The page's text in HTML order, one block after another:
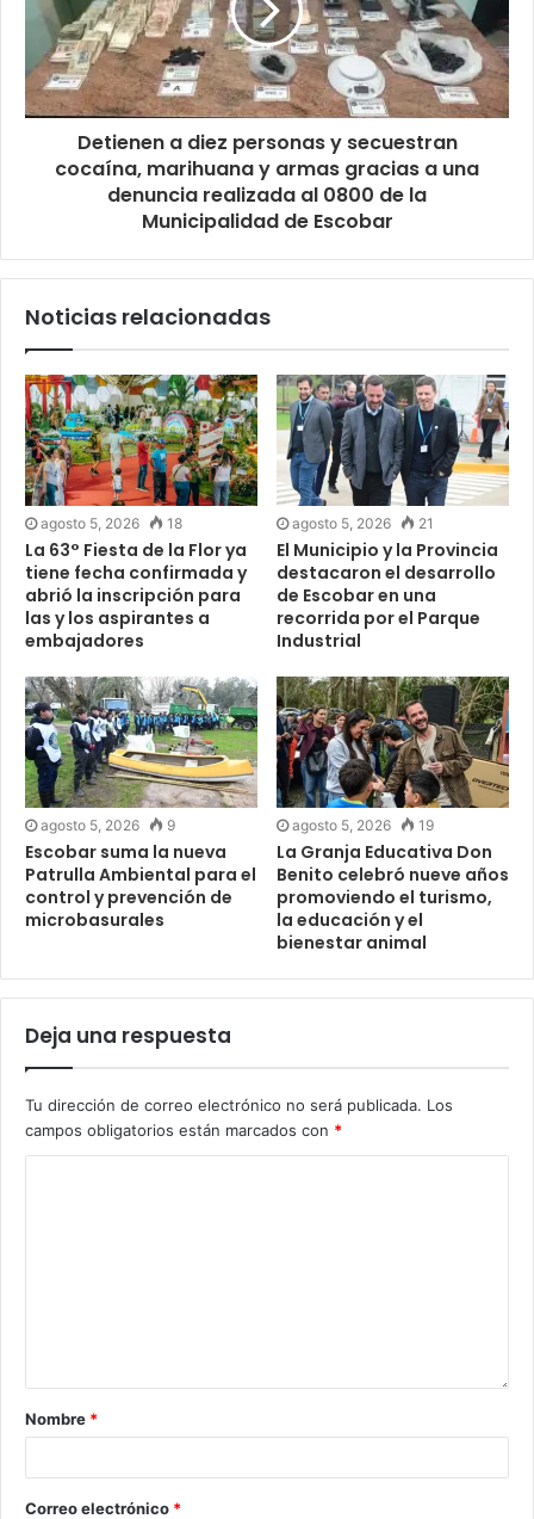
Detienen a diez personas y secuestran
cocaína, marihuana y armas gracias a una
denuncia realizada al 0800 de la
Municipalidad de Escobar
Noticias relacionadas
agosto 5, 2026 18
La 63° Fiesta de la Flor ya
tiene fecha confirmada y
abrió la inscripción para
las y los aspirantes a
embajadores
agosto 5, 2026 21
El Municipio y la Provincia
destacaron el desarrollo
de Escobar en una
recorrida por el Parque
Industrial
agosto 5, 2026 9
Escobar suma la nueva
Patrulla Ambiental para el
control y prevención de
microbasurales
agosto 5, 2026 19
La Granja Educativa Don
Benito celebró nueve años
promoviendo el turismo,
la educación y el
bienestar animal
Deja una respuesta
Tu dirección de correo electrónico no será publicada. Los
campos obligatorios están marcados con *
Nombre *
Correo electrónico *